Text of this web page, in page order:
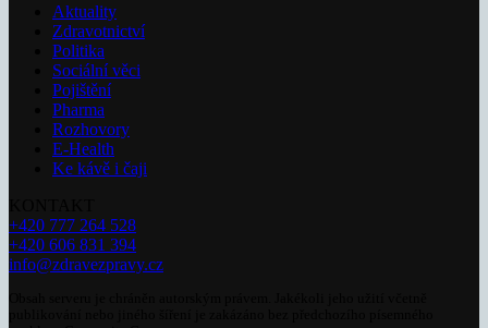
Aktuality
Zdravotnictví
Politika
Sociální věci
Pojištění
Pharma
Rozhovory
E-Health
Ke kávě i čaji
+420 777 264 528
+420 606 831 394
info@zdravezpravy.cz